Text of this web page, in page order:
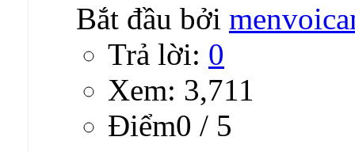
Bắt đầu bởi
Trả lời: 0
Xem: 3,711
Ðiểm0 / 5